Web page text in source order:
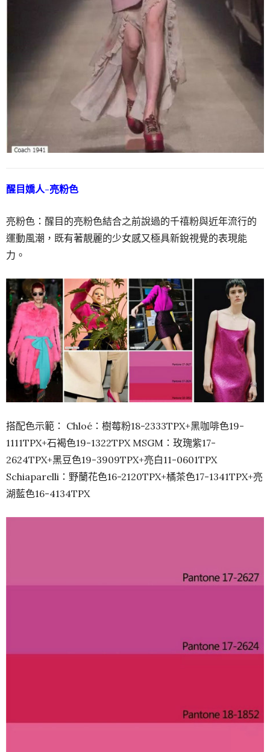
醒目嬌人-亮粉色
亮粉色：醒目的亮粉色結合之前說過的千禧粉與近年流行的
運動風潮，既有著靚麗的少女感又極具新銳視覺的表現能
力。
搭配色示範： Chloé：樹莓粉18-2333TPX+黑咖啡色19-
1111TPX+石褐色19-1322TPX MSGM：玫瑰紫17-
2624TPX+黑豆色19-3909TPX+亮白11-0601TPX
Schiaparelli：野蘭花色16-2120TPX+橘茶色17-1341TPX+亮
湖藍色16-4134TPX